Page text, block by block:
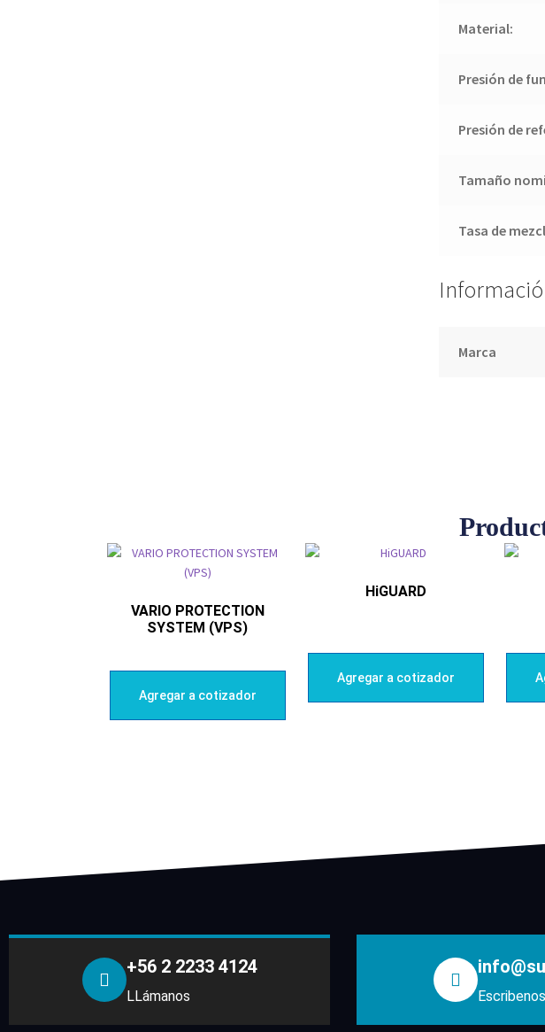
Material:
Presión de
Presión de
Tamaño
Tasa de
Marca
VARIO PROTECTION
SYSTEM (VPS)
Agregar a cotizador
HiGUARD
Agregar a cotizador
+56 2 2233 4124
LLámanos Escribenos